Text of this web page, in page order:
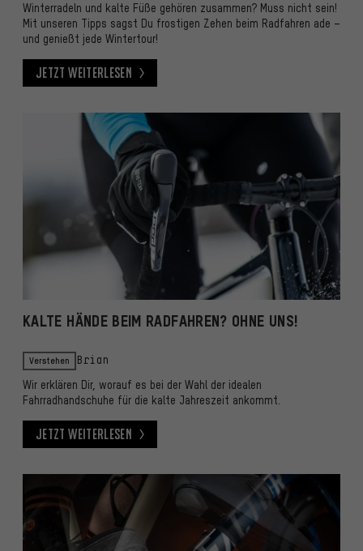
Winterradeln und kalte Füße gehören zusammen? Muss nicht sein!
Mit unseren Tipps sagst Du frostigen Zehen beim Radfahren ade –
und genießt jede Wintertour!
Jetzt weiterlesen
KALTE HÄNDE BEIM RADFAHREN? OHNE UNS!
Verstehen Brian
Wir erklären Dir, worauf es bei der Wahl der idealen
Fahrradhandschuhe für die kalte Jahreszeit ankommt.
Jetzt weiterlesen